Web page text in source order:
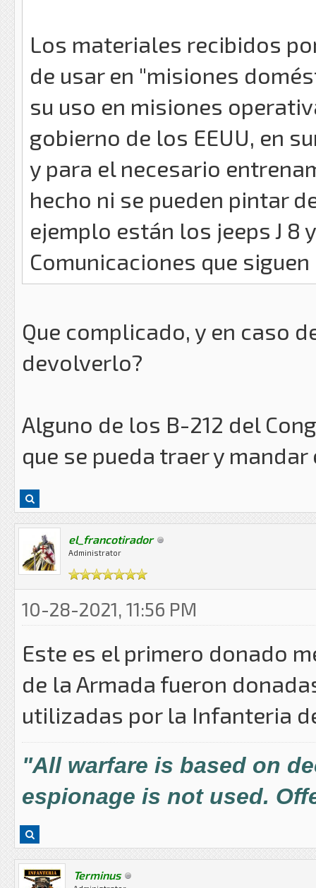
Los materiales recibidos
de usar en "misiones
su uso en misiones
gobierno de los EEUU, en
y para el necesario
hecho ni se pueden pintar
ejemplo están los jeeps J 8
Comunicaciones que
Que complicado, y en caso
devolverlo?
Alguno de los B-212 del
que se pueda traer y mandar
el_francotirador
Administrator
10-28-2021, 11:56 PM
Este es el primero donado
de la Armada fueron
utilizadas por la Infanteria
"All warfare is based on
espionage is not used.
Terminus